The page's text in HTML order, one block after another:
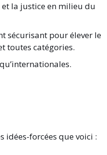
la justice en milieu du
sécurisant pour élever le
toutes catégories.
idées-forcées que voici :